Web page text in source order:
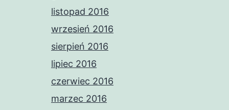
listopad 2016
wrzesień 2016
sierpień 2016
lipiec 2016
czerwiec 2016
marzec 2016